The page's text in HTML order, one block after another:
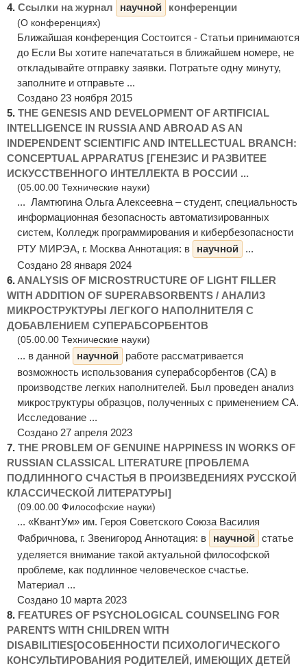
4. Ссылки на журнал научной конференции
(О конференциях)
Ближайшая конференция Состоится - Статьи принимаются
до Если Вы хотите напечататься в ближайшем номере, не
откладывайте отправку заявки. Потратьте одну минуту,
заполните и отправьте ...
Создано 23 ноября 2015
5. THE GENESIS AND DEVELOPMENT OF ARTIFICIAL
INTELLIGENCE IN RUSSIA AND ABROAD AS AN
INDEPENDENT SCIENTIFIC AND INTELLECTUAL BRANCH:
CONCEPTUAL APPARATUS [ГЕНЕЗИС И РАЗВИТЕЕ
ИСКУССТВЕННОГО ИНТЕЛЛЕКТА В РОССИИ ...
(05.00.00 Технические науки)
... Ламтюгина Ольга Алексеевна – студент, специальность
информационная безопасность автоматизированных
систем, Колледж программирования и кибербезопасности
РТУ МИРЭА, г. Москва Аннотация: в
научной
...
Создано 28 января 2024
6. ANALYSIS OF MICROSTRUCTURE OF LIGHT FILLER
WITH ADDITION OF SUPERABSORBENTS / АНАЛИЗ
МИКРОСТРУКТУРЫ ЛЕГКОГО НАПОЛНИТЕЛЯ С
ДОБАВЛЕНИЕМ СУПЕРАБСОРБЕНТОВ
(05.00.00 Технические науки)
... в данной научной
работе рассматривается
возможность использования суперабсорбентов (СА) в
производстве легких наполнителей. Был проведен анализ
микроструктуры образцов, полученных с применением СА.
Исследование ...
Создано 27 апреля 2023
7. THE PROBLEM OF GENUINE HAPPINESS IN WORKS OF
RUSSIAN CLASSICAL LITERATURE [ПРОБЛЕМА
ПОДЛИННОГО СЧАСТЬЯ В ПРОИЗВЕДЕНИЯХ РУССКОЙ
КЛАССИЧЕСКОЙ ЛИТЕРАТУРЫ]
(09.00.00 Философские науки)
... «КвантУм» им. Героя Советского Союза Василия
Фабричнова, г. Звенигород Аннотация: в
научной статье
уделяется внимание такой актуальной философской
проблеме, как подлинное человеческое счастье.
Материал ...
Создано 10 марта 2023
8. FEATURES OF PSYCHOLOGICAL COUNSELING FOR
PARENTS WITH CHILDREN WITH
DISABILITIES[ОСОБЕННОСТИ ПСИХОЛОГИЧЕСКОГО
КОНСУЛЬТИРОВАНИЯ РОДИТЕЛЕЙ, ИМЕЮЩИХ ДЕТЕЙ